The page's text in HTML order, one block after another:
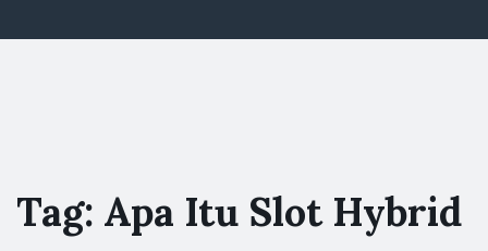
Tag: Apa Itu Slot Hybrid